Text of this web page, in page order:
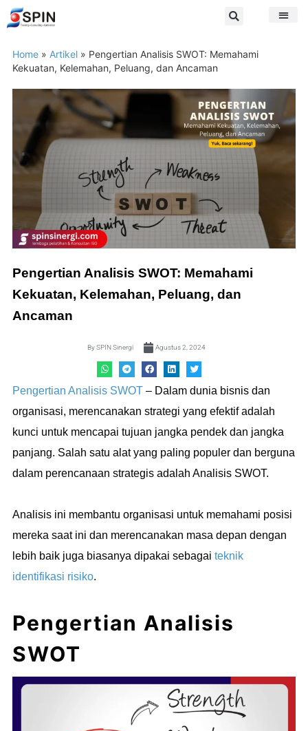
Home » Artikel » Pengertian Analisis SWOT: Memahami
Kekuatan, Kelemahan, Peluang, dan Ancaman
Pengertian Analisis SWOT: Memahami
Kekuatan, Kelemahan, Peluang, dan
Ancaman
BySPIN Sinergi Agustus 2, 2024
Pengertian Analisis SWOT – Dalam dunia bisnis dan
organisasi, merencanakan strategi yang efektif adalah
kunci untuk mencapai tujuan jangka pendek dan jangka
panjang. Salah satu alat yang paling populer dan berguna
dalam perencanaan strategis adalah Analisis SWOT.
Analisis ini membantu organisasi untuk memahami posisi
mereka saat ini dan merencanakan masa depan dengan
lebih baik juga biasanya dipakai sebagai teknik
identifikasi risiko.
Pengertian Analisis
SWOT